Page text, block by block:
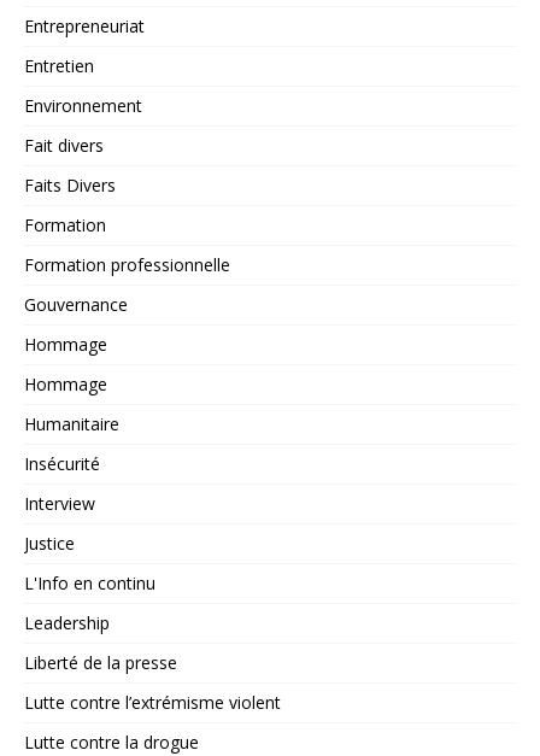
Entrepreneuriat
Entretien
Environnement
Fait divers
Faits Divers
Formation
Formation professionnelle
Gouvernance
Hommage
Hommage
Humanitaire
Insécurité
Interview
Justice
L'Info en continu
Leadership
Liberté de la presse
Lutte contre l’extrémisme violent
Lutte contre la drogue